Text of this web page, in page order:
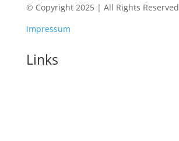
© Copyright 2025 | All Rights Reserved
Impressum
Links